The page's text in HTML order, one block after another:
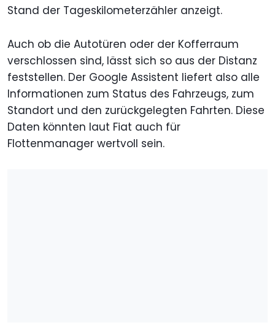
Stand der Tageskilometerzähler anzeigt.
Auch ob die Autotüren oder der Kofferraum
verschlossen sind, lässt sich so aus der Distanz
feststellen. Der Google Assistent liefert also alle
Informationen zum Status des Fahrzeugs, zum
Standort und den zurückgelegten Fahrten. Diese
Daten könnten laut Fiat auch für
Flottenmanager wertvoll sein.